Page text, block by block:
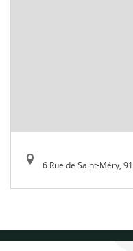
6 Rue de Saint-Méry,